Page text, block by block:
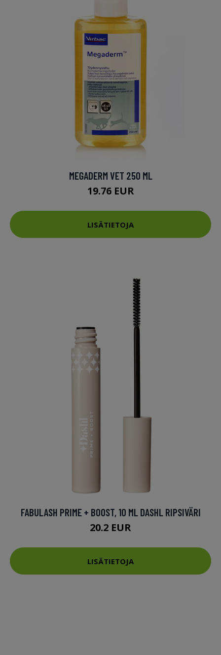
MEGADERM VET 250 ML
19.76 EUR
LISÄTIETOJA
FABULASH PRIME + BOOST, 10 ML DASHL RIPSIVÄRI
20.2 EUR
LISÄTIETOJA